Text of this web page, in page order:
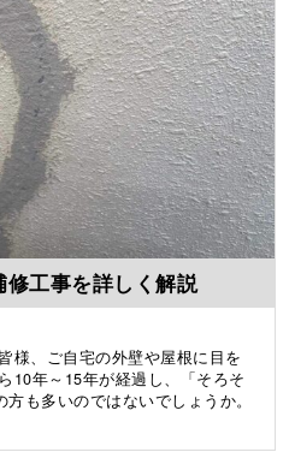
工事を詳しく解説
様、ご自宅の外壁や屋根に目を
10年～15年が経過し、「そろそ
も多いのではないでしょうか。